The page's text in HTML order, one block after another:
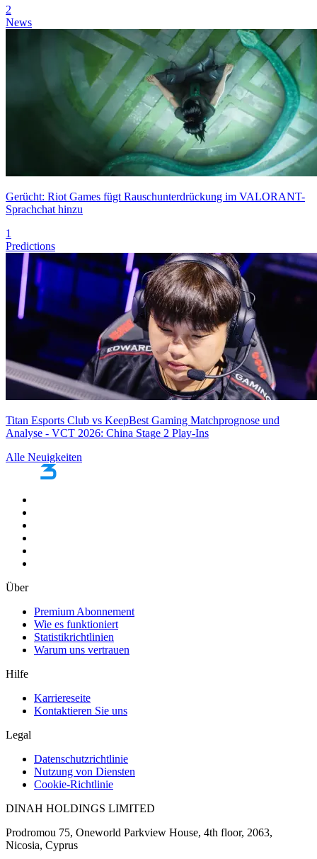
2
News
Gerücht: Riot Games fügt Rauschunterdrückung im VALORANT-
Sprachchat hinzu
1
Predictions
Titan Esports Club vs KeepBest Gaming Matchprognose und
Analyse - VCT 2026: China Stage 2 Play-Ins
Alle Neuigkeiten
Über
Premium Abonnement
Wie es funktioniert
Statistikrichtlinien
Warum uns vertrauen
Hilfe
Karriereseite
Kontaktieren Sie uns
Legal
Datenschutzrichtlinie
Nutzung von Diensten
Cookie-Richtlinie
DINAH HOLDINGS LIMITED
Prodromou 75, Oneworld Parkview House, 4th floor, 2063,
Nicosia, Cyprus